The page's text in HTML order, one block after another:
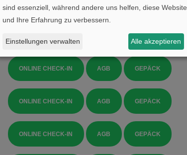
ONLINE CHECK-IN AGB GEPÄCK
ONLINE CHECK-IN AGB GEPÄCK
ONLINE CHECK-IN AGB GEPÄCK
sind essenziell, während andere uns helfen, diese Website
und Ihre Erfahrung zu verbessern.
Einstellungen verwalten Alle akzeptieren